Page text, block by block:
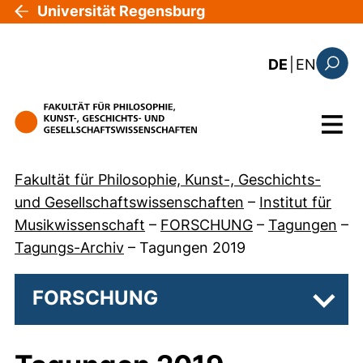
Direkt zum Inhalt
Universität Regensburg
DE EN: the
Menü
Fakultät für Philosophie, Kunst-, Geschichts-
und Gesellschaftswissenschaften – Institut für
Musikwissenschaft – FORSCHUNG – Tagungen –
Tagungs-Archiv – Tagungen 2019
FORSCHUNG